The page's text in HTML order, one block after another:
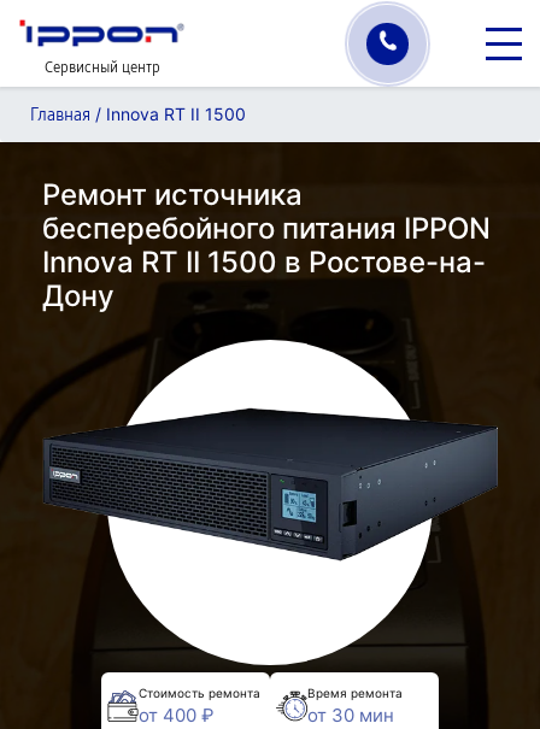
Сервисный центр
Главная / Innova RT II 1500
Ремонт источника
бесперебойного питания IPPON
Innova RT II 1500 в Ростове-на-
Дону
Стоимость ремонта
от 400 ₽
Время ремонта
от 30 мин